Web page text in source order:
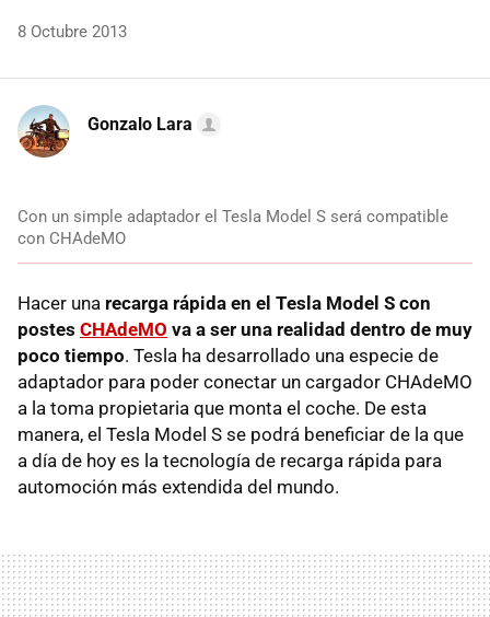
8 Octubre 2013
Gonzalo Lara
Con un simple adaptador el Tesla Model S será compatible
con CHAdeMO
Hacer una recarga rápida en el Tesla Model S con
postes CHAdeMO va a ser una realidad dentro de muy
poco tiempo. Tesla ha desarrollado una especie de
adaptador para poder conectar un cargador CHAdeMO
a la toma propietaria que monta el coche. De esta
manera, el Tesla Model S se podrá beneficiar de la que
a día de hoy es la tecnología de recarga rápida para
automoción más extendida del mundo.